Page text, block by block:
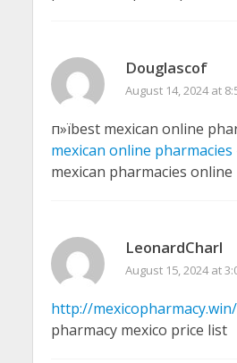
Douglascof
August 14, 2024 at
п»їbest mexican online
mexican online pharmacies
mexican pharmacies online
LeonardCharl
August 15, 2024 at
http://
pharmacy mexico price list